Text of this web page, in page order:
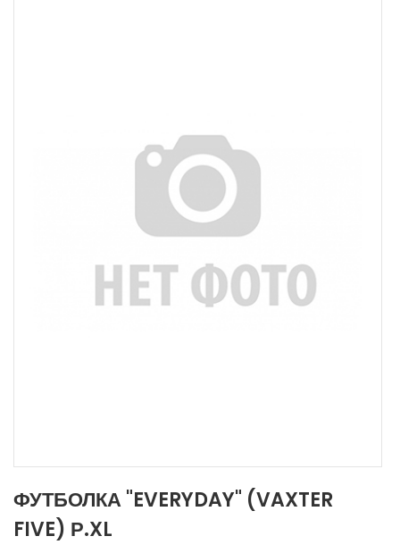
ФУТБОЛКА "EVERYDAY" (VAXTER
FIVE) Р.XL